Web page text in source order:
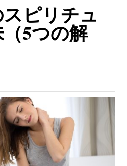
ピリチュ
5つの解